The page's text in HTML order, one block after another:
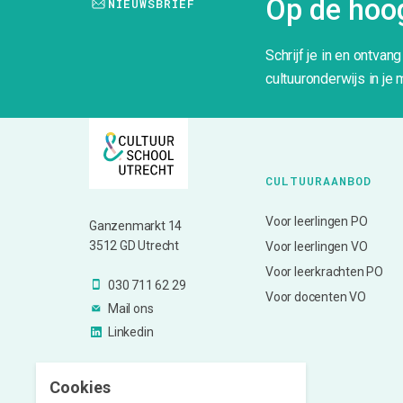
Op de
Schrijf je in en
cultuuronderwijs in je
Ganzenmarkt 14
3512 GD Utrecht
030 711 62 29
Mail ons
Linkedin
CULTUURAANBOD
Voor leerlingen PO
Voor leerlingen VO
Voor leerkrachten PO
Voor docenten VO
Cookies